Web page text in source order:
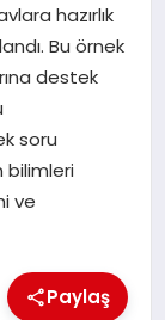
hazırlık
Bu örnek
destek
soru
bilimleri
ve
Paylaş